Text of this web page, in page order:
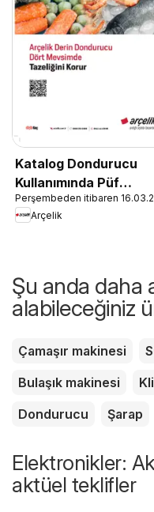
Katalog Dondurucu
Kullanımında Püf
Noktaları
Perşembeden itibaren
Arçelik
Şu anda daha
alabileceğiniz
Çamaşır makinesi
Bulaşık makinesi
Dondurucu
Şarap
Elektronikler:
aktüel teklifler